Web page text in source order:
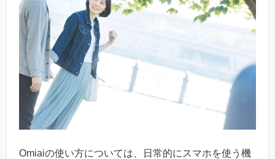
Omiaiの使い方については、日常的にスマホを使う機